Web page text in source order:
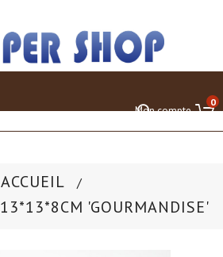
0
Mon compte
ACCUEIL
'GOURMANDISE'